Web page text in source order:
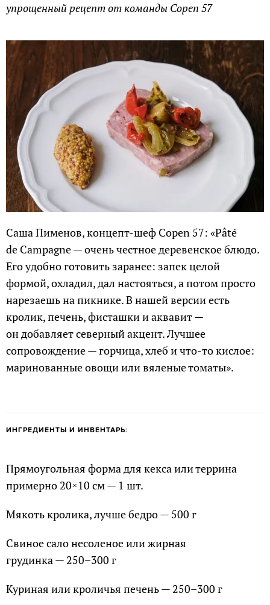
упрощенный рецепт от команды Copen 57
Саша Пименов, концепт-шеф Copen 57: «Pâté
de Campagne — очень честное деревенское блюдо.
Его удобно готовить заранее: запек целой
формой, охладил, дал настояться, а потом просто
нарезаешь на пикнике. В нашей версии есть
кролик, печень, фисташки и аквавит —
он добавляет северный акцент. Лучшее
сопровождение — горчица, хлеб и что-то кислое:
маринованные овощи или вяленые томаты».
ИНГРЕДИЕНТЫ И ИНВЕНТАРЬ:
Прямоугольная форма для кекса или террина
примерно 20×10 см — 1 шт.
Мякоть кролика, лучше бедро — 500 г
Свиное сало несоленое или жирная
грудинка — 250–300 г
Куриная или кроличья печень — 250–300 г